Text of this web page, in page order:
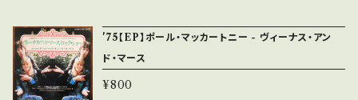
少痛み・キズなど見られる C・痛み多・キズ多く
痛み多 *その他、+ - で補足しています。 *中古と
いう事をご理解して頂ける方のご購入をお願い
1987 / AID1 / CBS *ポール・マッカートニー、
ボーイ・ジョージ、ケイト・ブッシュほか 87年ベル
ギーで起こったフェリー転覆事故の被害救済の
'75【EP】ポール・マッカートニー - ヴィーナス・アン
ド・マース
¥800